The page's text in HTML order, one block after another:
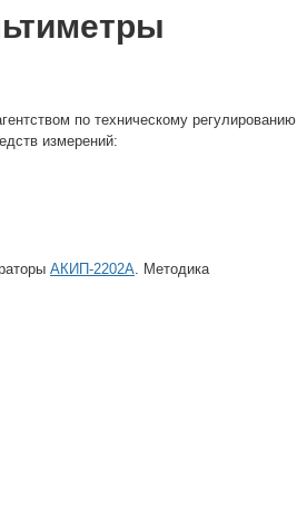
по техническому регулированию
измерений:
АКИП-2202А. Методика